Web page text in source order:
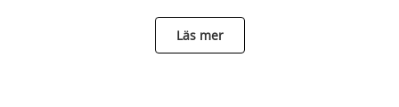
Läs mer